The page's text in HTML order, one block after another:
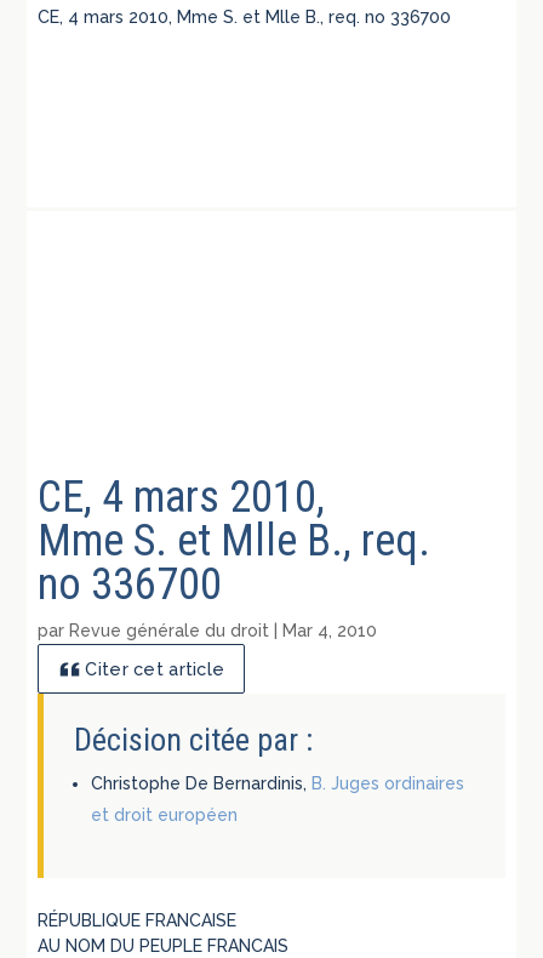
CE, 4 mars 2010, Mme S. et Mlle B., req. no 336700
CE, 4 mars 2010,
Mme S. et Mlle B., req.
no 336700
par Revue générale du droit Mar 4, 2010
Citer cet article
Décision citée par :
Christophe De Bernardinis, B. Juges ordinaires
et droit européen
RÉPUBLIQUE FRANCAISE
AU NOM DU PEUPLE FRANCAIS